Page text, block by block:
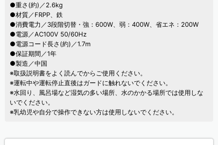
●重さ(約)／2.6kg
●材質／FRPP、鉄
●消費電力／3段階切替・強：600W、弱：400W、省エネ：200W
●電源／AC100V 50/60Hz
●電源コード長さ(約)／1.7m
●保証期間／1年
●製造／中国
※取扱説明書をよく読んでからご使用ください。
※運転中や運転停止直後はガードに触れないでください。
※水回り、風呂場など湿気の多い場所、水のかかる場所では使用しな
いでください。
※乳幼児や自分で操作できない方は使用しないでください。